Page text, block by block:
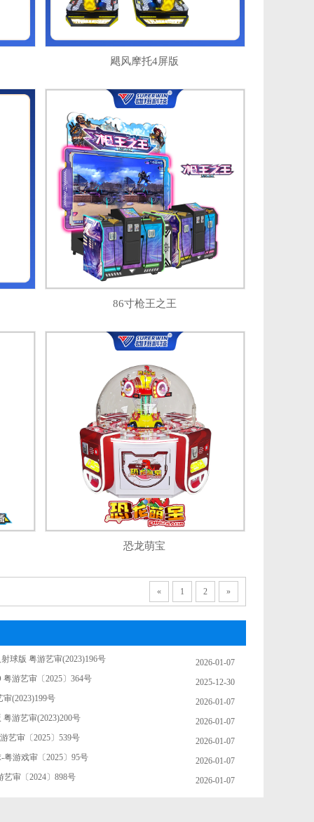
飓风摩托4屏版
86寸枪王之王
恐龙萌宝
« 1 2 »
2026-01-07
球版 粤游艺审(2023)196号
2025-12-30
粤游艺审〔2025〕364号
2026-01-07
(2023)199号
2026-01-07
游艺审(2023)200号
2026-01-07
艺审〔2025〕539号
2026-01-07
粤游戏审〔2025〕95号
2026-01-07
艺审〔2024〕898号